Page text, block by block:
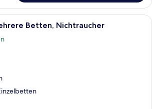
Ein Hotelzimmer mit Bett,
Betten, Nichtraucher